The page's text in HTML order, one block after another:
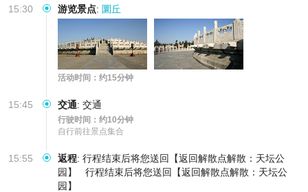
15:30 游览景点: 圜丘
活动时间：约15分钟
15:45 交通: 交通
行驶时间：约10分钟
自行前往景点集合
15:55 返程: 行程结束后将您送回【返回解散点解散：天坛公
园】
行程结束后将您送回【返回解散点解散：天坛公
园】